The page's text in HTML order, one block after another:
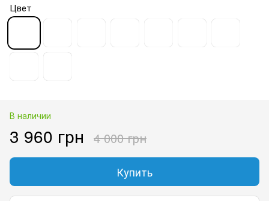
Цвет
В наличии
3 960 грн 4 000 грн
Купить